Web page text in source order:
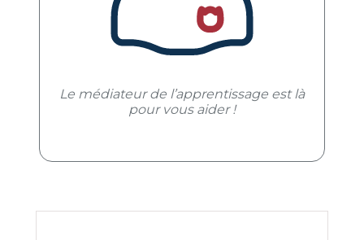
Le médiateur de l’apprentissage est là
pour vous aider !